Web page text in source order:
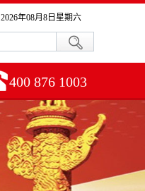
2026年08月8日星期六
400 876 1003